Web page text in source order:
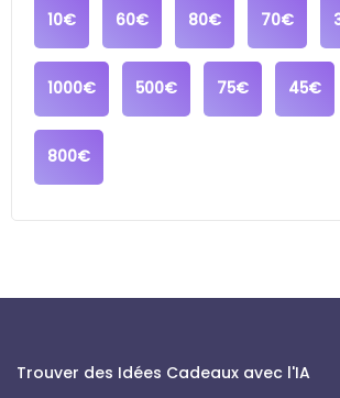
10€ 60€ 80€ 70€
1000€ 500€ 75€ 45€
800€
Trouver des Idées Cadeaux avec l'IA